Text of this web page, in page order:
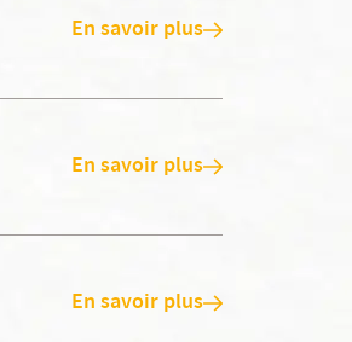
En savoir plus
En savoir plus
En savoir plus